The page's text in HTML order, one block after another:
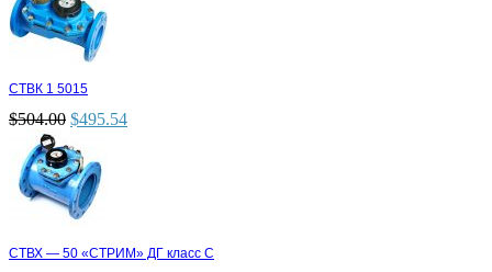
СТВК 1 5015
$504.00 $495.54
СТВХ — 50 «СТРИМ» ДГ класс С